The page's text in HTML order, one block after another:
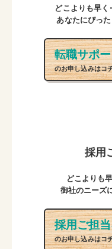
どこよりも早く
あなたにぴっ
転職サポ
のお申し込みはコ
採用
どこよりも
御社のニーズ
採用ご担
のお申し込みはコ